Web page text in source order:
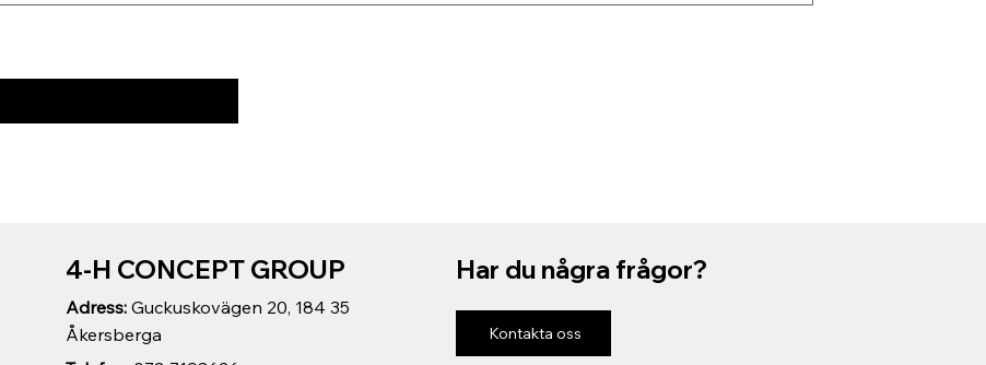
Adress: Guckuskovägen 20, 184 35
Åkersberga
4-H CONCEPT GROUP Har du några frågor?
Kontakta oss